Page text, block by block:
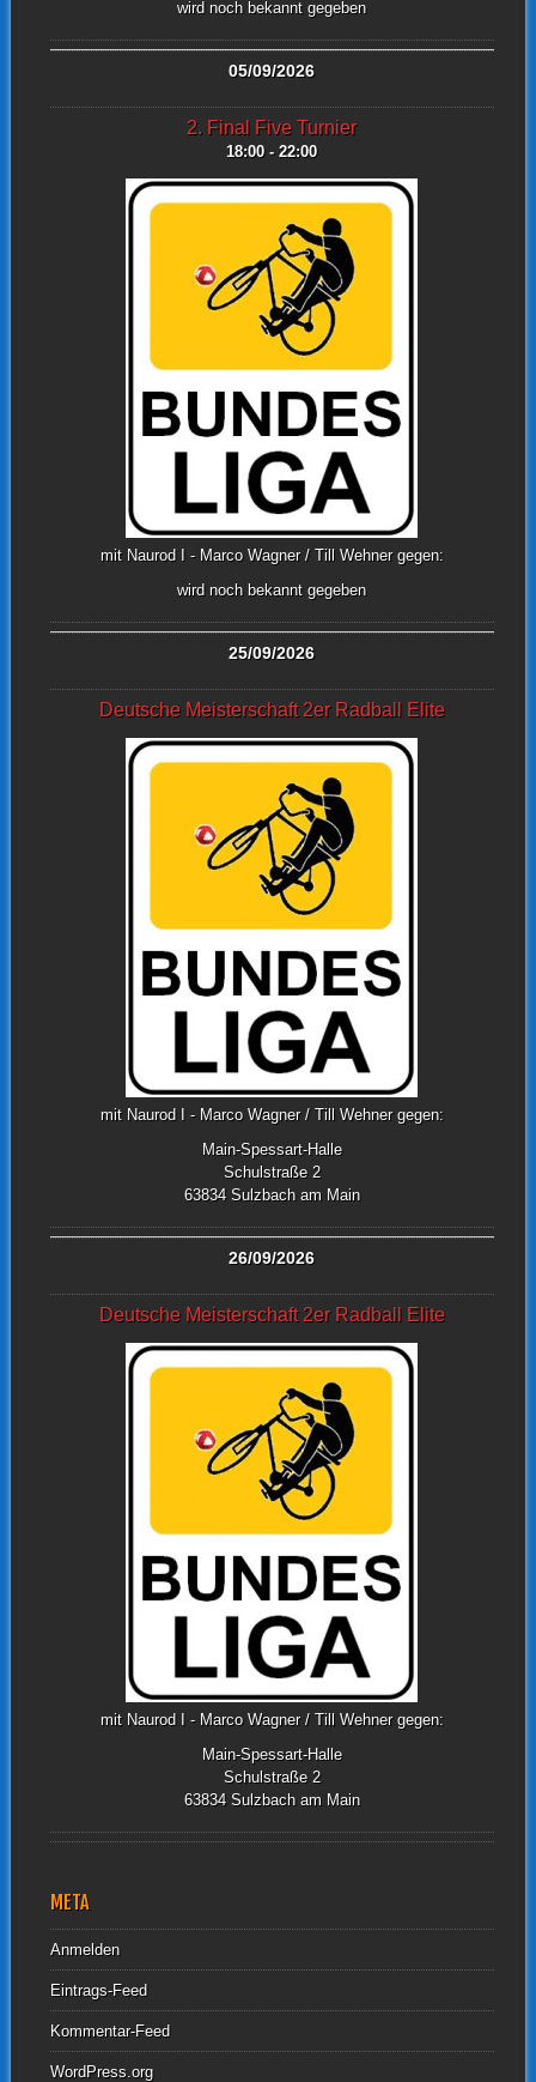
wird noch bekannt gegeben
05/09/2026
2. Final Five Turnier
18:00 - 22:00
mit Naurod I - Marco Wagner / Till Wehner gegen:
wird noch bekannt gegeben
25/09/2026
Deutsche Meisterschaft 2er Radball Elite
mit Naurod I - Marco Wagner / Till Wehner gegen:
Main-Spessart-Halle
Schulstraße 2
63834 Sulzbach am Main
26/09/2026
Deutsche Meisterschaft 2er Radball Elite
mit Naurod I - Marco Wagner / Till Wehner gegen:
Main-Spessart-Halle
Schulstraße 2
63834 Sulzbach am Main
META
Anmelden
Eintrags-Feed
Kommentar-Feed
WordPress.org